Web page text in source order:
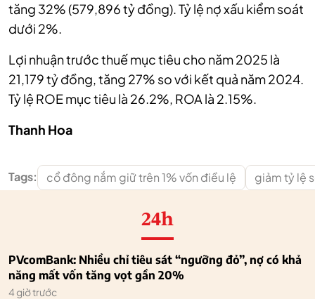
tăng 32% (579,896 tỷ đồng). Tỷ lệ nợ xấu kiểm soát
dưới 2%.
Lợi nhuận trước thuế mục tiêu cho năm 2025 là
21,179 tỷ đồng, tăng 27% so với kết quả năm 2024.
Tỷ lệ ROE mục tiêu là 26.2%, ROA là 2.15%.
Thanh Hoa
Tags: cổ đông nắm giữ trên 1% vốn điều lệ giảm tỷ lệ
24h
PVcomBank: Nhiều chỉ tiêu sát “ngưỡng đỏ”, nợ có khả
năng mất vốn tăng vọt gần 20%
4 giờ trước